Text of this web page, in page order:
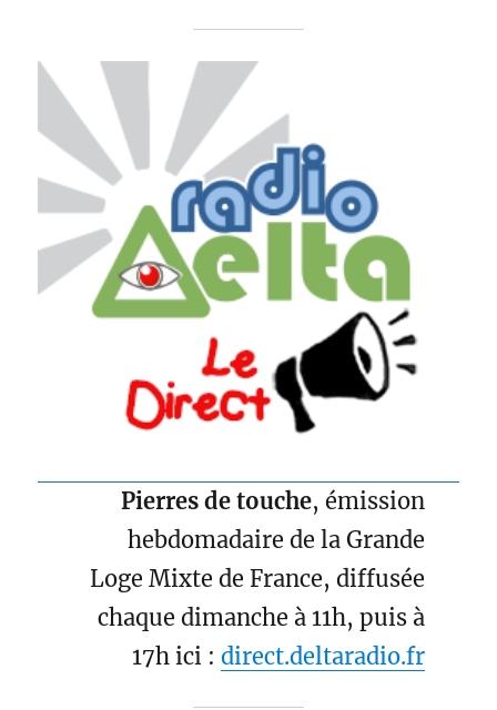
Pierres de touche, émission
hebdomadaire de la Grande
Loge Mixte de France, diffusée
chaque dimanche à 11h, puis à
17h ici :direct.deltaradio.fr